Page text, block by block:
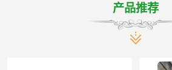
产品推荐